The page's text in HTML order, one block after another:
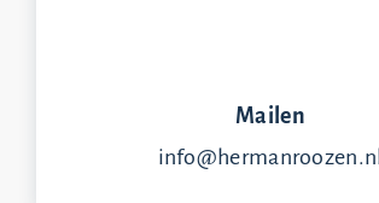
Mailen